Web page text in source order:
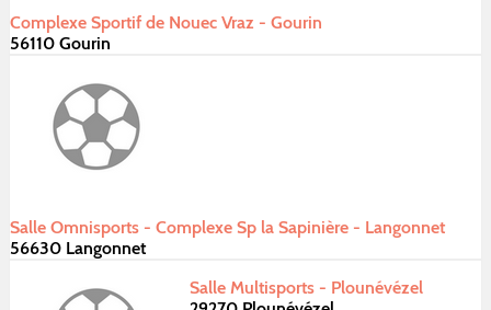
Complexe Sportif de Nouec Vraz - Gourin
56110 Gourin
Salle Omnisports - Complexe Sp la Sapinière - Langonnet
56630 Langonnet
Salle Multisports - Plounévézel